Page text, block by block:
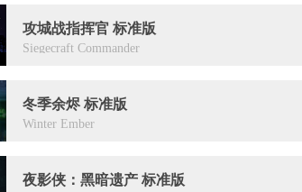
攻城战指挥官 标准版
Siegecraft Commander
冬季余烬 标准版
Winter Ember
夜影侠：黑暗遗产 标准版